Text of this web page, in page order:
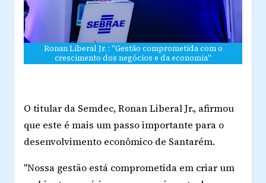
Ronan Liberal Jr. : "Gestão comprometida com o
crescimento dos negócios e da economia"
O titular da Semdec, Ronan Liberal Jr., afirmou
que este é mais um passo importante para o
desenvolvimento econômico de Santarém.
"Nossa gestão está comprometida em criar um